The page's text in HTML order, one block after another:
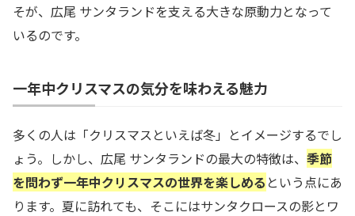
そが、広尾 サンタランドを支える大きな原動力となって
いるのです。
一年中クリスマスの気分を味わえる魅力
多くの人は「クリスマスといえば冬」とイメージするでし
ょう。しかし、広尾 サンタランドの最大の特徴は、 季節
を問わず一年中クリスマスの世界を楽しめる という点にあ
ります。夏に訪れても、そこにはサンタクロースの影とワ